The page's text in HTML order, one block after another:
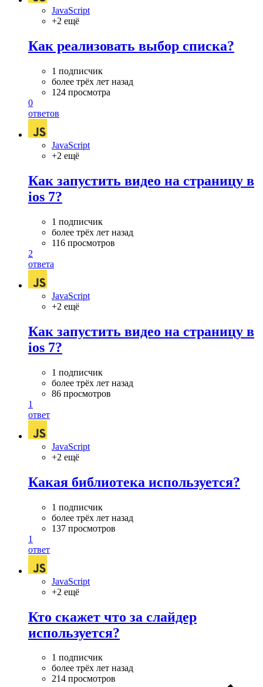
JavaScript
+2 ещё
Как реализовать выбор списка?
1 подписчик
более трёх лет назад
124 просмотра
0
ответов
JavaScript
+2 ещё
Как запустить видео на страницу в
ios 7?
1 подписчик
более трёх лет назад
116 просмотров
2
ответа
JavaScript
+2 ещё
Как запустить видео на страницу в
ios 7?
1 подписчик
более трёх лет назад
86 просмотров
1
ответ
JavaScript
+2 ещё
Какая библиотека используется?
1 подписчик
более трёх лет назад
137 просмотров
1
ответ
JavaScript
+2 ещё
Кто скажет что за слайдер
используется?
1 подписчик
более трёх лет назад
214 просмотров